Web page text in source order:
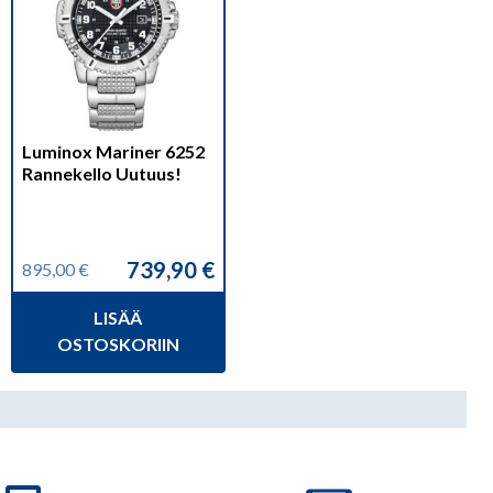
Luminox Mariner 6252
Rannekello Uutuus!
895,00€
Alkuperäinen
895,00 €.
739,90 €
Nykyinen
739,90 €.
LISÄÄ
OSTOSKORIIN